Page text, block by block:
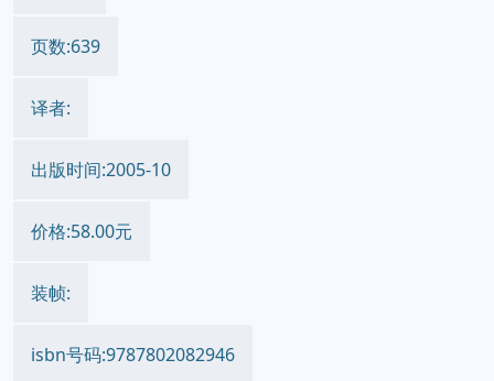
页数:639
译者:
出版时间:2005-10
价格:58.00元
装帧:
isbn号码:9787802082946